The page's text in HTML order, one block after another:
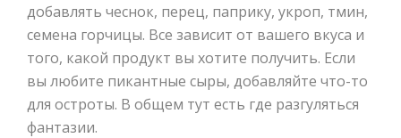
добавлять чеснок, перец, паприку, укроп, тмин,
семена горчицы. Все зависит от вашего вкуса и
того, какой продукт вы хотите получить. Если
вы любите пикантные сыры, добавляйте что-то
для остроты. В общем тут есть где разгуляться
фантазии.